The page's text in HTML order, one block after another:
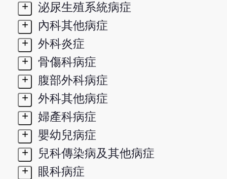
+
泌尿生殖系統病症
+
內科其他病症
+
外科炎症
+
骨傷科病症
+
腹部外科病症
+
外科其他病症
+
婦產科病症
+
嬰幼兒病症
+
兒科傳染病及其他病症
+
眼科病症